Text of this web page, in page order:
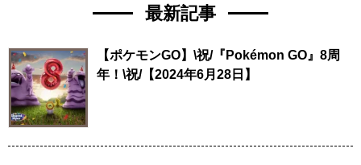
最新記事
【ポケモンGO】\祝/『Pokémon GO』8周
年！\祝/【2024年6月28日】